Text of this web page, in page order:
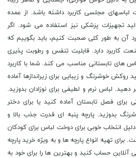
لباسهای مجلسی کاربرد داشته باشد. از عمده
تجهیزات پزشکی نیز استفاده می شود. اگر
آن به طور کلی صحبت کنیم، باید بگوییم که
کاربرد دارد. قابلیت تنفس و رطوبت پذیری
های تابستانی مناسب می کند. شما با کاربرد
روکش خوشرنگ و زیبایی برای زیراندازها آماده
دهید. لباس نرم و لطیفی برای نوزادان بدوزید.
فصل تابستان آماده کنید یا برای دختر
بدوزید. پارچه پنبه ای قدرت جذب بالا و
انتخاب خوبی برای دوخت لباس برای کودکان
برای تهیه انواع پارچه ها و به ویژه خرید پارچه
آنلاین حساب کنید و بهترین ها را برای خود به